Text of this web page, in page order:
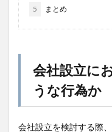
5 まとめ
会社設立に
うな行為か
会社設立を検討する際